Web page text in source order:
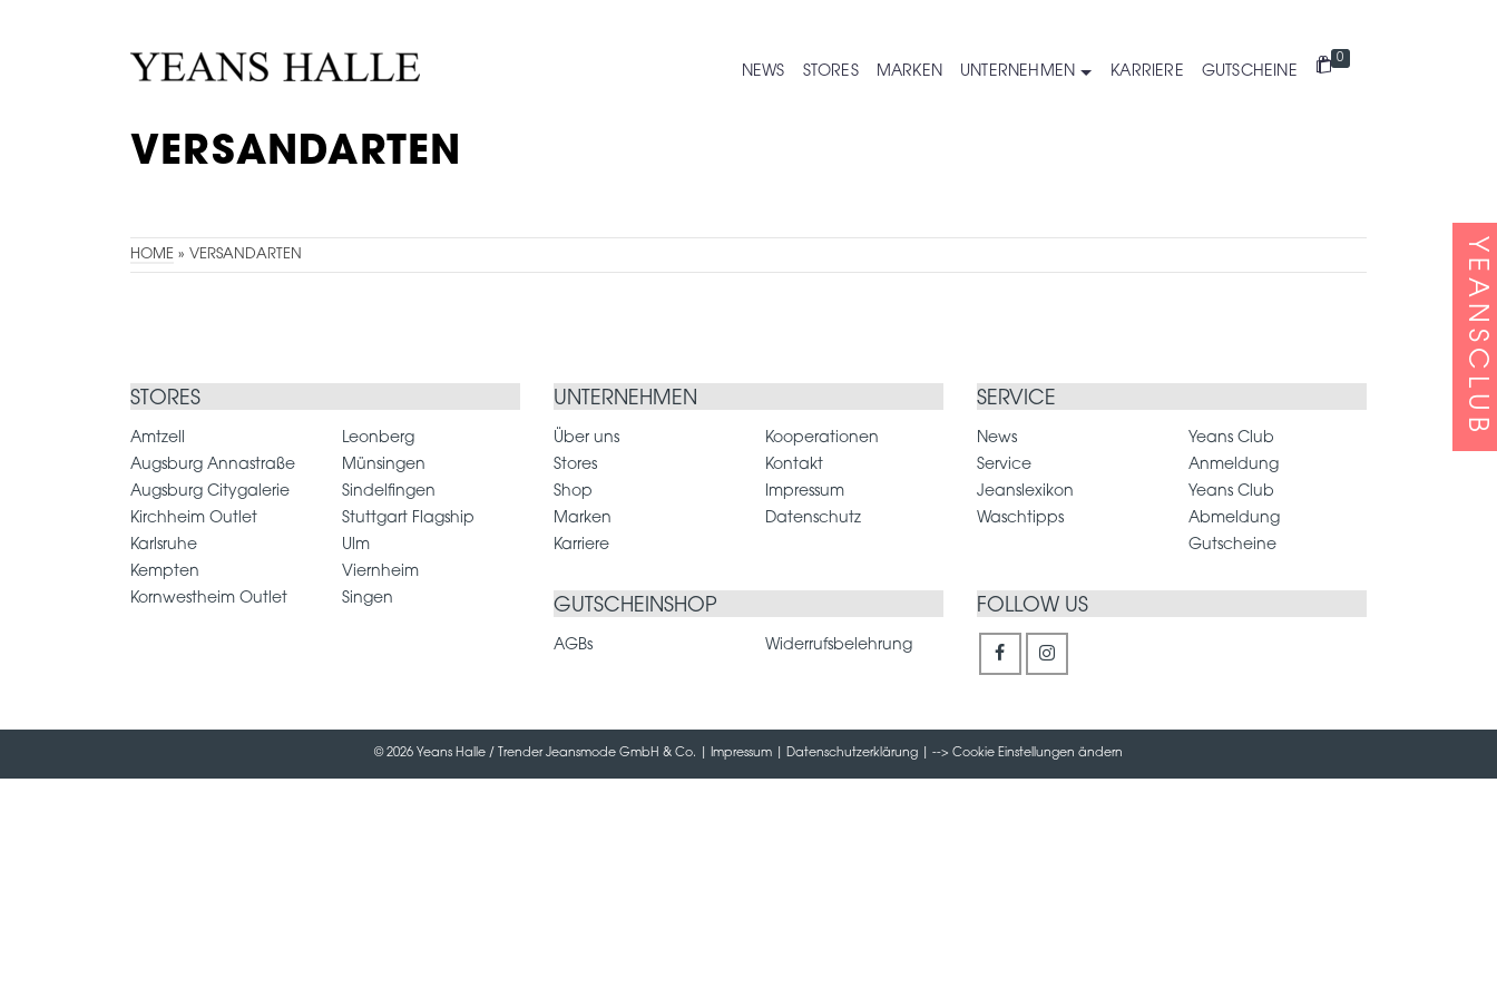
NEWS STORES MARKEN UNTERNEHMEN KARRIERE GUTSCHEINE
0
VERSANDARTEN
HOME » VERSANDARTEN
STORES
Amtzell
Augsburg Annastraße
Augsburg Citygalerie
Kirchheim Outlet
Karlsruhe
Kempten
Kornwestheim Outlet
Leonberg
Münsingen
Sindelfingen
Stuttgart Flagship
Ulm
Viernheim
Singen
UNTERNEHMEN
Über uns
Stores
Shop
Marken
Karriere
Kooperationen
Kontakt
Impressum
Datenschutz
GUTSCHEINSHOP
AGBs Widerrufsbelehrung
SERVICE
News
Service
Jeanslexikon
Waschtipps
Yeans Club
Anmeldung
Yeans Club
Abmeldung
Gutscheine
FOLLOW US
YEANSCLUB
© 2026 Yeans Halle / Trender Jeansmode GmbH & Co. | Impressum Datenschutzerklärung | --> Cookie Einstellungen ändern